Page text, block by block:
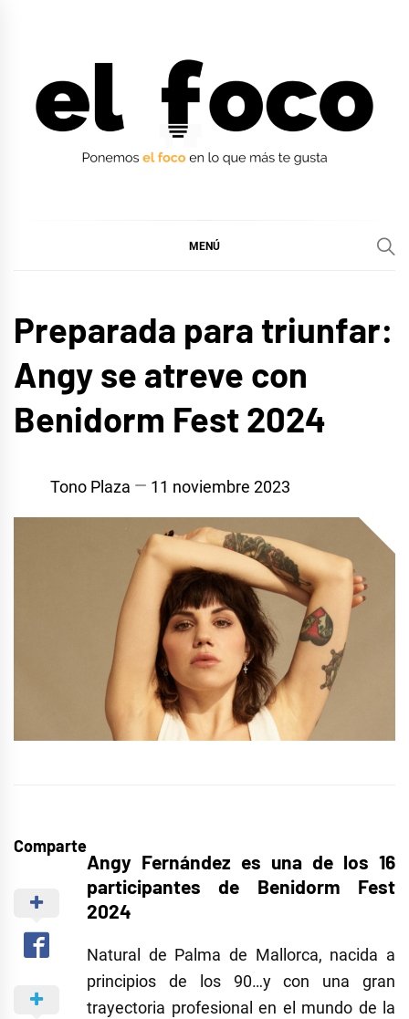
MENÚ
MÚSICA
Preparada para triunfar:
Angy se atreve con
Benidorm Fest 2024
Tono Plaza 11 noviembre 2023
Comparte
Angy Fernández es una de los 16
participantes de Benidorm Fest
2024
Natural de Palma de Mallorca, nacida a
principios de los 90…y con una gran
trayectoria profesional en el mundo de la